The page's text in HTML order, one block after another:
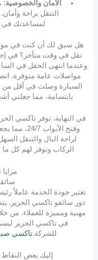
الأمان والخصوصية:
التنقل براحة
لمساعدتك في
هل سبق لك أن كنت في
نقل في وقت متأخر؟ في
وعندما انتهى الحفل في
مواصلات عامة متوفرة.
بابتسامة، مما جعلني
في النهاية، توفر تاكسي
وفتح
لراحة البال والتنقل
الركاب وتوفر لهم كل
تعتبر جودة الخدمة عاملاً
دور سائقو تاكسي الحرير.
مهنية ومميزة للعملاء. من
في تاكسي الحرير
للشركة.تاكسي صباح
إليك بعض النقاط